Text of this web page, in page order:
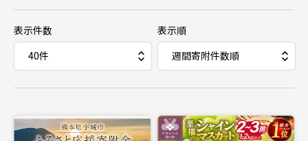
表示件数 表示順